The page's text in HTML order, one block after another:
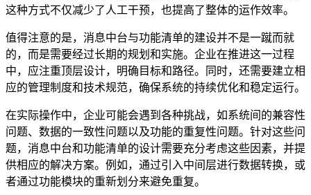
这种方式不仅减少了人工干预，也提高了整体的运作效率。
值得注意的是，消息中台与功能清单的建设并不是一蹴而就
的，而是需要经过长期的规划和实施。企业在推进这一过程
中，应注重顶层设计，明确目标和路径。同时，还需要建立相
应的管理制度和技术规范，确保系统的持续优化和稳定运行。
在实际操作中，企业可能会遇到各种挑战，如系统间的兼容性
问题、数据的一致性问题以及功能的重复性问题。针对这些问
题，消息中台和功能清单的设计需要充分考虑这些因素，并提
供相应的解决方案。例如，通过引入中间层进行数据转换，或
者通过功能模块的重新划分来避免重复。